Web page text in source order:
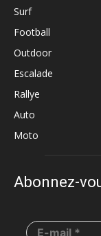
Surf
Football
Outdoor
Escalade
Rallye
Auto
Moto
Abonnez-